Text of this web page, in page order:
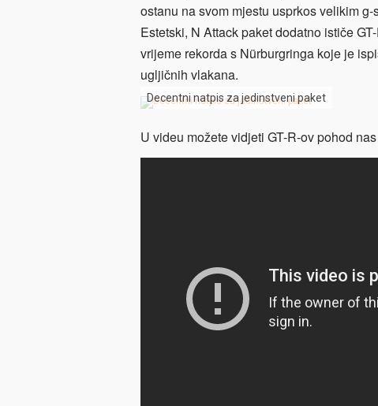
ostanu na svom mjestu usprkos velikim g-
Estetski, N Attack paket dodatno ističe
vrijeme rekorda s Nürburgringa koje je
ugljičnih vlakana.
Decentni natpis za jedinstveni paket
U videu možete vidjeti GT-R-ov pohod